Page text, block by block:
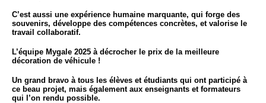
C’est aussi une expérience humaine marquante, qui forge des
souvenirs, développe des compétences concrètes, et valorise le
travail collaboratif.
L’équipe Mygale 2025 à décrocher le prix de la meilleure
décoration de véhicule !
Un grand bravo à tous les élèves et étudiants qui ont participé à
ce beau projet, mais également aux enseignants et formateurs
qui l’on rendu possible.